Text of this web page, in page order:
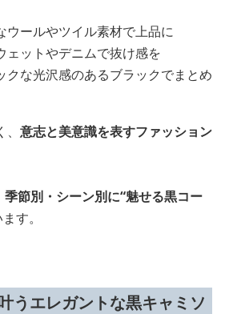
ールやツイル素材で上品に
ットやデニムで抜け感を
な光沢感のあるブラックでまとめ
意志と美意識を表すファッション
季節別・シーン別に“魅せる黒コー
す。
うエレガントな黒キャミソ